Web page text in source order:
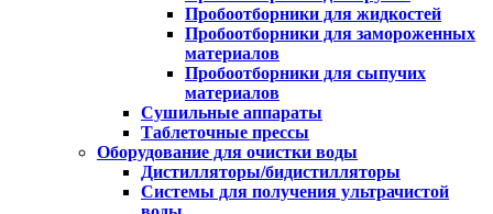
Пробоотборники для жидкостей
Пробоотборники для замороженных
материалов
Пробоотборники для сыпучих
материалов
Сушильные аппараты
Таблеточные прессы
Оборудование для очистки воды
Дистилляторы/бидистилляторы
Системы для получения ультрачистой